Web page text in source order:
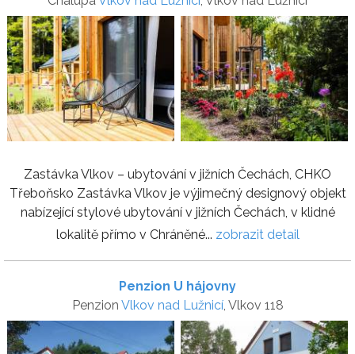
Zastávka Vlkov – ubytování v jižních Čechách, CHKO
Třeboňsko Zastávka Vlkov je výjimečný designový objekt
nabízející stylové ubytování v jižních Čechách, v klidné
lokalitě přímo v Chráněné... zobrazit detail
Penzion U hájovny
Penzion Vlkov nad Lužnicí, Vlkov 118